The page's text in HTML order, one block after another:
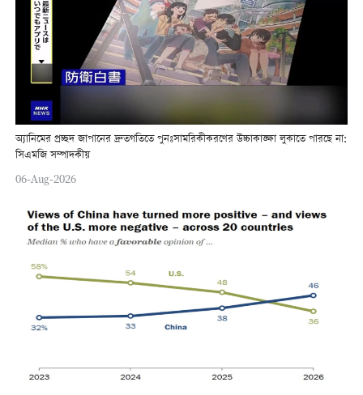
অ্যানিমের প্রচ্ছদ জাপানের দ্রুতগতিতে পুনঃসামরিকীকরণের উচ্চাকাঙ্ক্ষা লুকাতে পারছে না:
সিএমজি সম্পাদকীয়
06-Aug-2026